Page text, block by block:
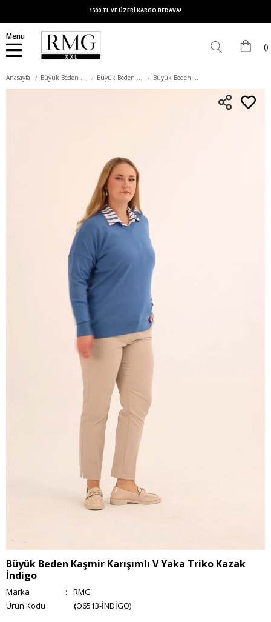
1500 TL VE ÜZERİ KARGO BEDAVA!
Menü
Anasayfa Büyük Beden Üst Giyim Büyük Beden Bluz Büyük Beden Kaşmir Karışımlı V Yaka Triko Kazak İndigo
Büyük Beden Kaşmir Karışımlı V Yaka Triko Kazak
İndigo
Marka :
RMG
(O6513-İNDİGO)